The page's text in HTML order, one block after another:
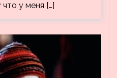
у меня […]